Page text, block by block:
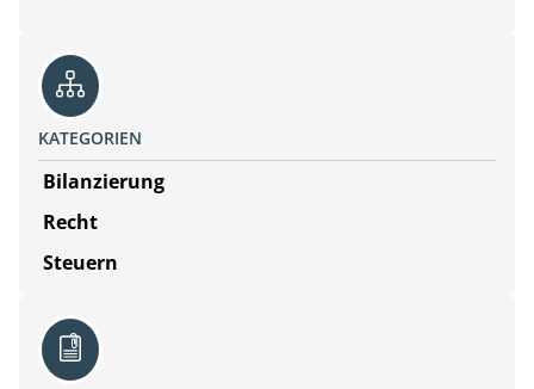
KATEGORIEN
Bilanzierung
Recht
Steuern